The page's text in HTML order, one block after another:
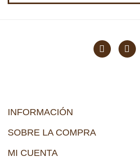
INFORMACIÓN
SOBRE LA COMPRA
MI CUENTA